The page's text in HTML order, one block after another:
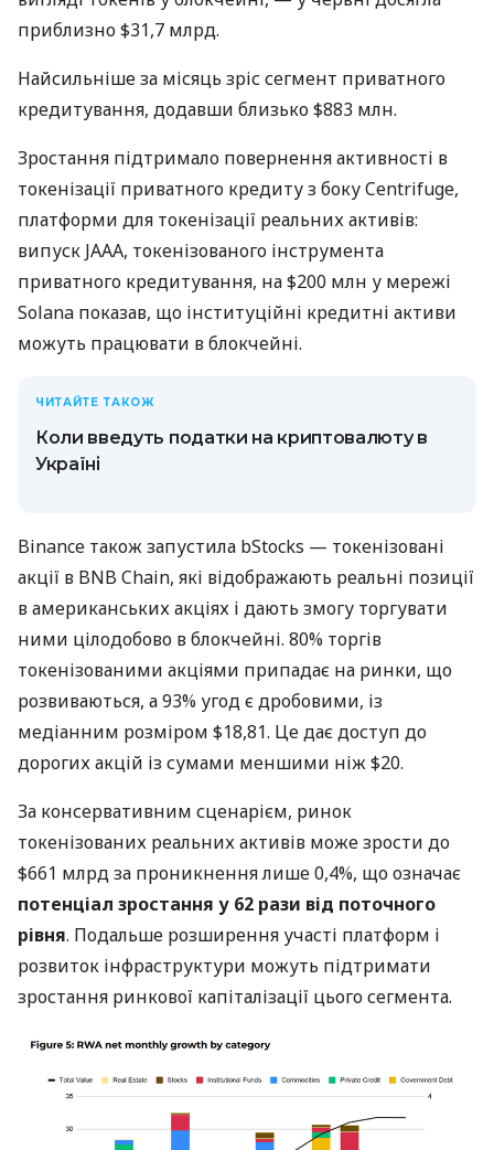
приблизно $31,7 млрд.
Найсильніше за місяць зріс сегмент приватного
кредитування, додавши близько $883 млн.
Зростання підтримало повернення активності в
токенізації приватного кредиту з боку Centrifuge,
платформи для токенізації реальних активів:
випуск JAAA, токенізованого інструмента
приватного кредитування, на $200 млн у мережі
Solana показав, що інституційні кредитні активи
можуть працювати в блокчейні.
ЧИТАЙТЕ ТАКОЖ
Коли введуть податки на криптовалюту в
Україні
Binance також запустила bStocks — токенізовані
акції в BNB Chain, які відображають реальні позиції
в американських акціях і дають змогу торгувати
ними цілодобово в блокчейні. 80% торгів
токенізованими акціями припадає на ринки, що
розвиваються, а 93% угод є дробовими, із
медіанним розміром $18,81. Це дає доступ до
дорогих акцій із сумами меншими ніж $20.
За консервативним сценарієм, ринок
токенізованих реальних активів може зрости до
$661 млрд за проникнення лише 0,4%, що означає
потенціал зростання у 62 рази від поточного
рівня. Подальше розширення участі платформ і
розвиток інфраструктури можуть підтримати
зростання ринкової капіталізації цього сегмента.